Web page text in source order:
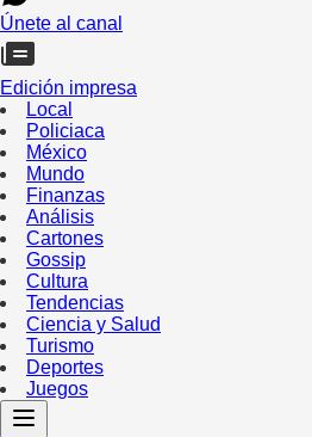
Únete al canal
Edición impresa
Local
Policiaca
México
Mundo
Finanzas
Análisis
Cartones
Gossip
Cultura
Tendencias
Ciencia y Salud
Turismo
Deportes
Juegos